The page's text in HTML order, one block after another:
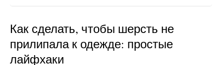
Как сделать, чтобы шерсть не
прилипала к одежде: простые
лайфхаки